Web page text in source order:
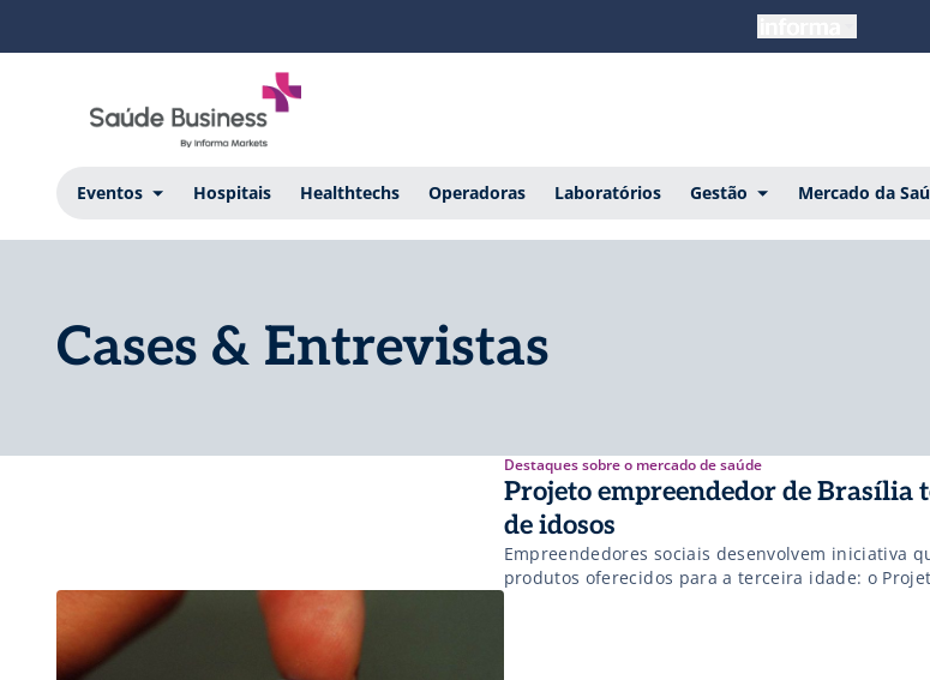
Eventos Hospitais Healthtechs Operadoras Laboratórios Gestão Mercado da
Cases & Entrevistas
Destaques sobre o mercado de saúde
Projeto empreendedor de Brasília
de idosos
Empreendedores sociais desenvolvem iniciativa
produtos oferecidos para a terceira idade: o